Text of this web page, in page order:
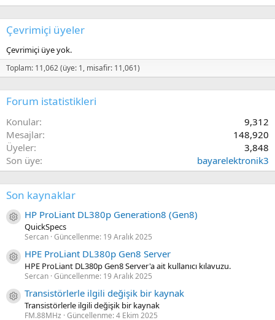
Çevrimiçi üyeler
Çevrimiçi üye yok.
Toplam: 11,062 (üye: 1, misafir: 11,061)
Forum istatistikleri
Konular
9,312
Mesajlar
148,920
Üyeler
3,848
Son üye
bayarelektronik3
Son kaynaklar
Kaynak ikon/amblem
HP ProLiant DL380p Generation8 (Gen8)
QuickSpecs
Sercan Güncellenme: 19 Aralık 2025
Kaynak ikon/amblem
HPE ProLiant DL380p Gen8 Server
HPE ProLiant DL380p Gen8 Server'a ait kullanıcı kılavuzu.
Sercan Güncellenme: 19 Aralık 2025
Kaynak ikon/amblem
Transistörlerle ilgili değişik bir kaynak
Transistörlerle ilgili değişik bir kaynak
FM.88MHz Güncellenme:4 Ekim 2025